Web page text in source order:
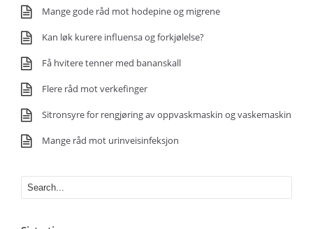
Mange gode råd mot hodepine og migrene
Kan løk kurere influensa og forkjølelse?
Få hvitere tenner med bananskall
Flere råd mot verkefinger
Sitronsyre for rengjøring av oppvaskmaskin og vaskemaskin
Mange råd mot urinveisinfeksjon